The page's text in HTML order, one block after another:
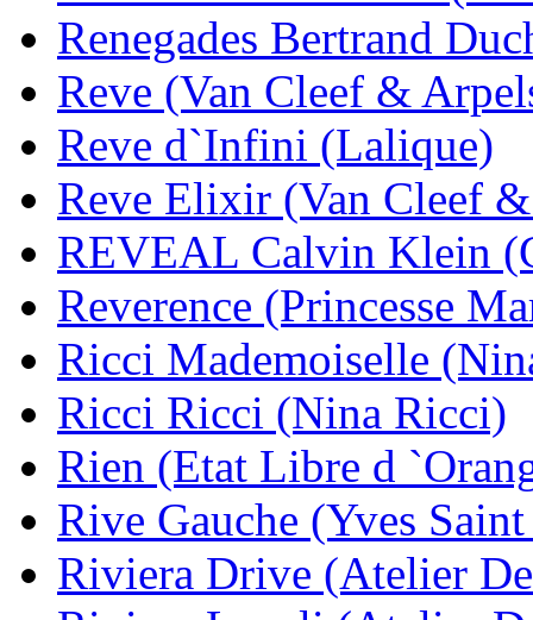
Renegades Bertrand
Reve (Van Cleef &
Reve d`Infini (Lalique)
Reve Elixir (Van Cleef
REVEAL Calvin Klein
Reverence (Princesse
Ricci Mademoiselle
Ricci Ricci (Nina Ricci)
Rien (Etat Libre d
Rive Gauche (Yves
Riviera Drive (Atelier